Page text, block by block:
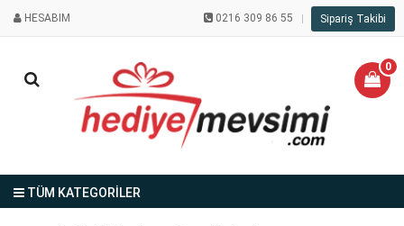
HESABIM 0216 309 86 55 Sipariş Takibi
0
TÜM KATEGORİLER